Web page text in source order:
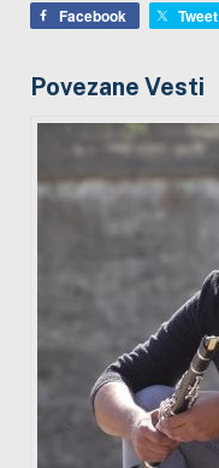
Facebook Tweet
Povezane Vesti